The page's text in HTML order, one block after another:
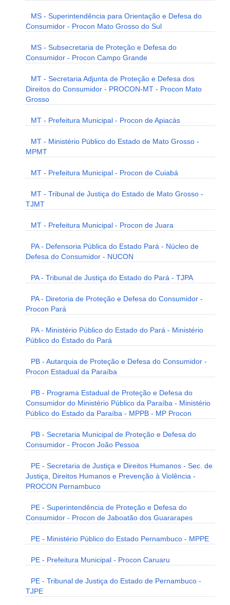
MS - Superintendência para Orientação e Defesa do
Consumidor - Procon Mato Grosso do Sul
MS - Subsecretaria de Proteção e Defesa do
Consumidor - Procon Campo Grande
MT - Secretaria Adjunta de Proteção e Defesa dos
Direitos do Consumidor - PROCON-MT - Procon Mato
Grosso
MT - Prefeitura Municipal - Procon de Apiacás
MT - Ministério Público do Estado de Mato Grosso -
MPMT
MT - Prefeitura Municipal - Procon de Cuiabá
MT - Tribunal de Justiça do Estado de Mato Grosso -
TJMT
MT - Prefeitura Municipal - Procon de Juara
PA - Defensoria Pública do Estado Pará - Núcleo de
Defesa do Consumidor - NUCON
PA - Tribunal de Justiça do Estado do Pará - TJPA
PA - Diretoria de Proteção e Defesa do Consumidor -
Procon Pará
PA - Ministério Público do Estado do Pará - Ministério
Público do Estado do Pará
PB - Autarquia de Proteção e Defesa do Consumidor -
Procon Estadual da Paraíba
PB - Programa Estadual de Proteção e Defesa do
Consumidor do Ministério Público da Paraíba - Ministério
Público do Estado da Paraíba - MPPB - MP Procon
PB - Secretaria Municipal de Proteção e Defesa do
Consumidor - Procon João Pessoa
PE - Secretaria de Justiça e Direitos Humanos - Sec. de
Justiça, Direitos Humanos e Prevenção à Violência -
PROCON Pernambuco
PE - Superintendência de Proteção e Defesa do
Consumidor - Procon de Jaboatão dos Guararapes
PE - Ministério Público do Estado Pernambuco - MPPE
PE - Prefeitura Municipal - Procon Caruaru
PE - Tribunal de Justiça do Estado de Pernambuco -
TJPE